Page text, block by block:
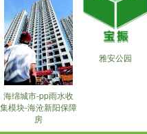
海绵城市-pp雨水收
集模块-海沧新阳保障
房
雅安公园